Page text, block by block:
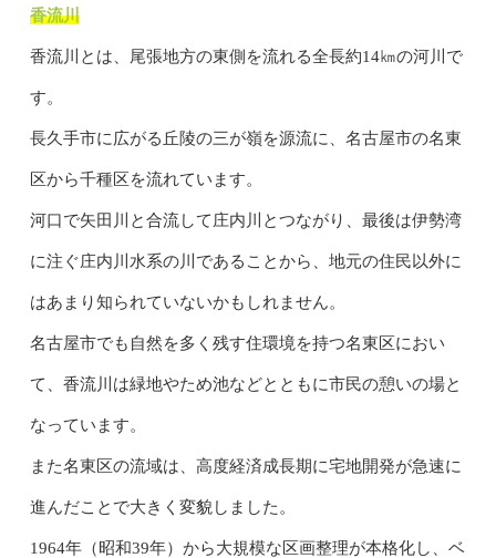
香流川
香流川とは、尾張地方の東側を流れる全長約14㎞の河川で
す。
長久手市に広がる丘陵の三が嶺を源流に、名古屋市の名東
区から千種区を流れています。
河口で矢田川と合流して庄内川とつながり、最後は伊勢湾
に注ぐ庄内川水系の川であることから、地元の住民以外に
はあまり知られていないかもしれません。
名古屋市でも自然を多く残す住環境を持つ名東区におい
て、香流川は緑地やため池などとともに市民の憩いの場と
なっています。
また名東区の流域は、高度経済成長期に宅地開発が急速に
進んだことで大きく変貌しました。
1964年（昭和39年）から大規模な区画整理が本格化し、ベ